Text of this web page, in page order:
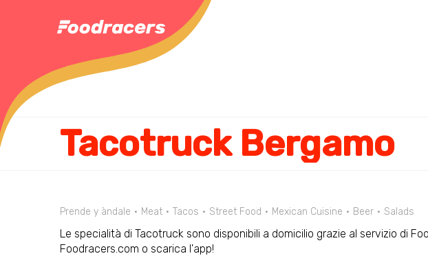
Tacotruck Bergamo
Prende y àndale Meat Tacos Street Food Mexican Cuisine Beer Salads
Le specialità di Tacotruck sono disponibili a domicilio grazie al servizio di
Foodracers.com o scarica l'app!